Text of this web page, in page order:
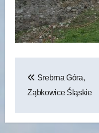
wpisu
Srebrna Góra,
Ząbkowice Śląskie